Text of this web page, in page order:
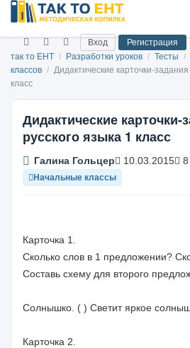
Вход
Регистрация
так то ЕНТ / Разработки уроков / Тесты /
классов / Дидактические карточки-задания
класс
Дидактические карточки-
русского языка 1 класс
Галина Гольцер 10.03.2015
Начальные классы
Карточка 1.
Сколько слов в 1 предложении?
Составь схему для второго
Солнышко. ( ) Светит яркое
Карточка 2.